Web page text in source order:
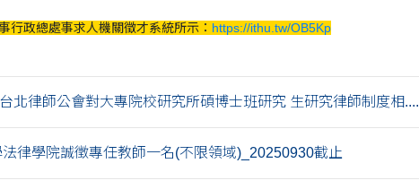
行政總處事求人機關徵才系統所示： https://ithu.tw/OB5Kp
北律師公會對大專院校研究所碩博士班研究 生研究律師制度相....
律學院誠徵專任教師一名(不限領域)_20250930截止